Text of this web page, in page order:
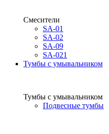
Смесители
SA-01
SA-02
SA-09
SA-021
Тумбы с умывальником
Тумбы с умывальником
Подвесные тумбы